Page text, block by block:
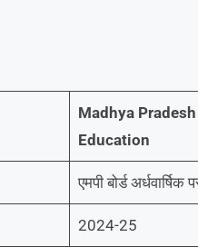
Madhya
Education
एमपी बोर्ड अर्धवार्षिक
2024-25